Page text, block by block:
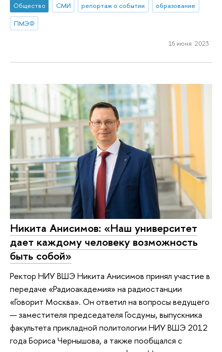
Общество СМИ репортаж о событии
образование
ПМЭФ
16 июня 2023
Никита Анисимов: «Наш университет
дает каждому человеку возможность
быть собой»
Ректор НИУ ВШЭ Никита Анисимов принял участие в
передаче «Радиоакадемия» на радиостанции
«Говорит Москва». Он ответил на вопросы ведущего
— заместителя председателя Госдумы, выпускника
факультета прикладной политологии НИУ ВШЭ 2012
года Бориса Чернышова, а также пообщался с